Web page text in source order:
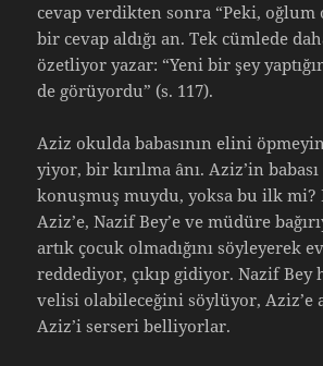
cevap verdikten sonra “Peki, oğlum
bir cevap aldığı an. Tek cümlede
özetliyor yazar: “Yeni bir şey
de görüyordu” (s. 117).
Aziz okulda babasının elini
yiyor, bir kırılma ânı. Aziz’in
konuşmuş muydu, yoksa bu ilk mi?
Aziz’e, Nazif Bey’e ve müdüre
artık çocuk olmadığını söyleyerek
reddediyor, çıkıp gidiyor. Nazif Bey
velisi olabileceğini söylüyor, Aziz’e
Aziz’i serseri belliyorlar.